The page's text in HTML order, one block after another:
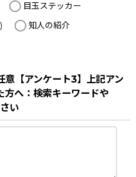
目玉ステッカー
知人の紹介
意【アンケート3】上記アン
へ：検索キーワードや
い